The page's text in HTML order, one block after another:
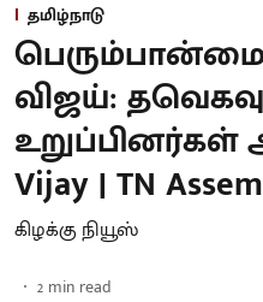
தமிழ்நாடு
விஜய்:
உறுப்பினர்கள்
Vijay | TN
கிழக்கு நியூஸ்
2 min read